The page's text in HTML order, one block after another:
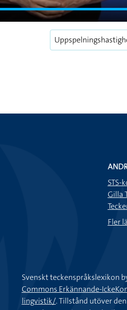
STS-
Gilla
Fler
Svenskt teckenspråkslexikon
Commons Erkännande-
lingvistik/. Tillstånd utöver